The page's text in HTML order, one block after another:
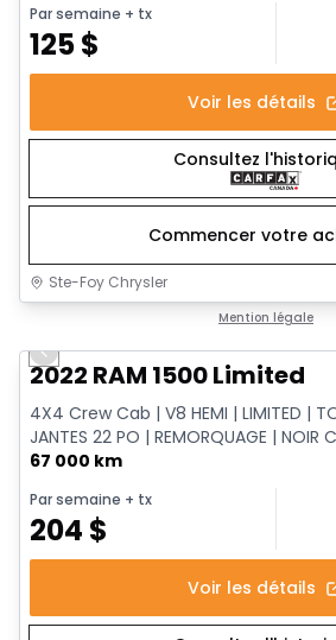
Par semaine + tx
125$
Voir les détails
Consultez
Commencer votre
Ste-Foy Chrysler
Mention légale
Previous slide
2022 RAM 1500 Limited
4X4 Crew Cab | V8 HEMI | LIMITED |
JANTES 22 PO | REMORQUAGE | NOIR
67 000 km
Par semaine + tx
204 $
Voir les détails